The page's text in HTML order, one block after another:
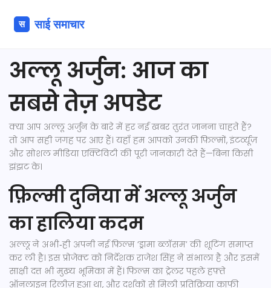
अल्लू अर्जुन: आज का
सबसे तेज़ अपडेट
क्या आप अल्लू अर्जुन के बारे में हर नई खबर तुरंत जानना चाहते हैं?
तो आप सही जगह पर आए हैं। यहाँ हम आपको उनकी फ़िल्मों, इंटर्व्यूज़
और सोशल मीडिया एक्टिविटी की पूरी जानकारी देते हैं—बिना किसी
झंझट के।
फ़िल्मी दुनिया में अल्लू अर्जुन
का हालिया कदम
अल्लू ने अभी‑ही अपनी नई फ़िल्म ‘ड्रामा ब्लॉसम’ की शूटिंग समाप्त
कर ली है। इस प्रोजेक्ट को निर्देशक राजेश सिंह ने संभाला है और इसमें
साक्षी दत्त भी मुख्य भूमिका में हैं। फिल्म का ट्रेलर पहले हफ़्ते
ऑनलाइन रिलीज़ हुआ था, और दर्शकों से मिली प्रतिक्रिया काफी